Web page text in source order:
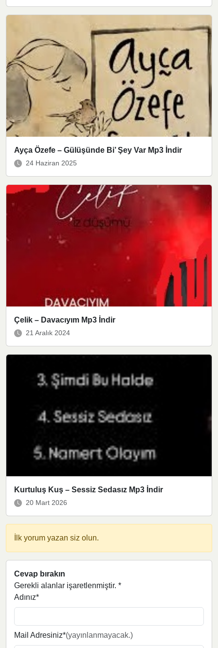
Ayça Özefe – Gülüşünde Bi’ Şey Var Mp3 İndir
24 Haziran 2025
Çelik – Davacıyım Mp3 İndir
21 Aralık 2024
Kurtuluş Kuş – Sessiz Sedasız Mp3 İndir
20 Mart 2026
İlk yorum yazan siz olun.
Cevap bırakın
Gerekli alanlar işaretlenmiştir. *
Adınız*
Mail Adresiniz*(yayınlanmayacak.)